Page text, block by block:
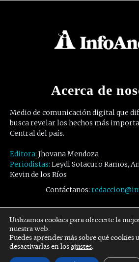
Acerca de
Medio de comunicación digital que
busca revelar los hechos más
Central del país.
Editora: Jhovana Mendoza
Periodistas: Leydi Sotacuro Ramos,
Kevin de los Ríos
Contáctanos:
Síguenos
Facebook Twitter
Utilizamos cookies para ofrecerte la
nuestra web.
Puedes aprender más sobre qué cookies
desactivarlas en losajustes.